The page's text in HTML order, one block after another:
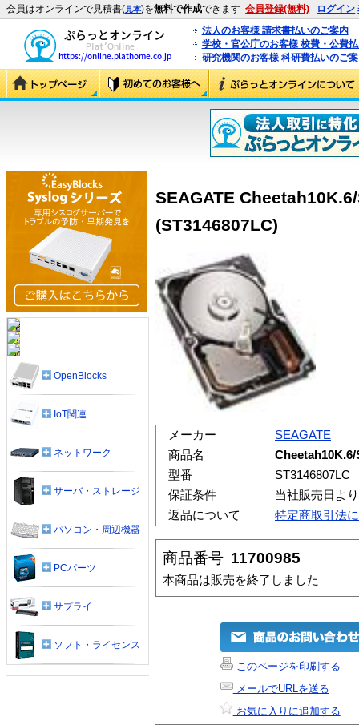
会員はオンラインで見積書(見本)を無料で作成できます 会員登録(無料) ログイン
法人のお客様 請求書払いのご案内
学校・官公庁のお客様 校費・公費
研究機関のお客様 科研費払いのご
SEAGATE
(ST3146807LC)
メーカー
SEAGATE
商品名
Cheetah10K.6/
型番
ST3146807LC
保証条件
当社販売日よ
返品について
特定商取引法
商品番号 11700985
本商品は販売を終了しました
このページを印刷する
メールでURLを送る
お気に入りに追加する
OpenBlocks
IoT関連
ネットワーク
サーバ・ストレージ
パソコン・周辺機器
PCパーツ
サプライ
ソフト・ライセンス